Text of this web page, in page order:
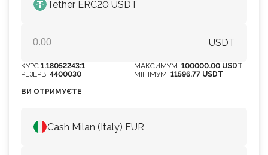
Tether ERC20 USDT
USDT
РЕЗЕРВ 4400030
КУРС 1.18052243:1
МІНІМУМ 11596.77 USDT
МАКСИМУМ 100000.00 USDT
ВИ ОТРИМУЄТЕ
Cash Milan (Italy) EUR